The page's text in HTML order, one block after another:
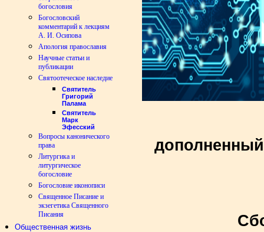
богословия
Богословский
комментарий к лекциям
А. И. Осипова
Апология православия
Научные статьи и
публикации
Святоотеческое наследие
Святитель
Григорий
Палама
Святитель
Марк
Эфесский
Вопросы канонического
права
Литургика и
литургическое
богословие
Богословие иконописи
Священное Писание и
экзегетика Священного
Писания
Общественная жизнь